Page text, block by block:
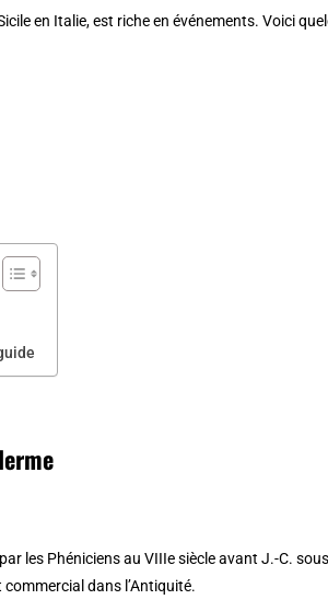
en Italie, est riche en événements. Voici
les Phéniciens au VIIIe siècle avant J.-C.
dans l’Antiquité.